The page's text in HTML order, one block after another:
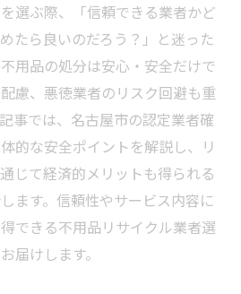
選ぶ際、「信頼できる業者かど
たら良いのだろう？」と迷った
用品の処分は安心・安全だけで
慮、悪徳業者のリスク回避も重
事では、名古屋市の認定業者確
的な安全ポイントを解説し、リ
じて経済的メリットも得られる
ます。信頼性やサービス内容に
できる不用品リサイクル業者選
届けします。